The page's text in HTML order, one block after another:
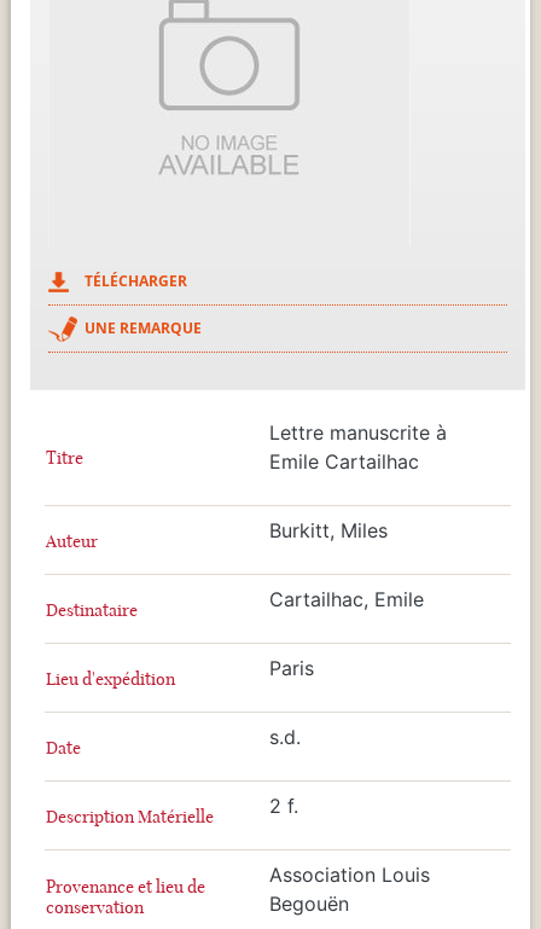
TÉLÉCHARGER
UNE REMARQUE
Titre
Lettre manuscrite à
Emile Cartailhac
Auteur Burkitt, Miles
Destinataire Cartailhac, Emile
Lieu d'expédition Paris
Date s.d.
Description Matérielle 2 f.
Provenance et lieu de
conservation
Association Louis
Begouën